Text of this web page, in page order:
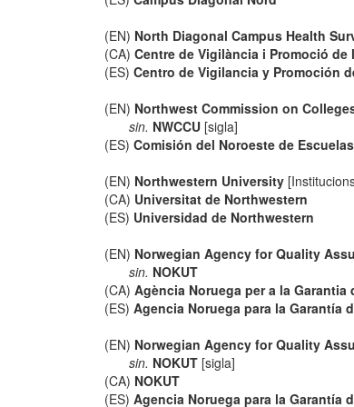
(EN) North Diagonal Campus Health
(CA)Centre de Vigilància i Promoció
(ES)Centro de Vigilancia y Promoción
(EN) Northwest Commission on
sin. NWCCU[sigla]
(ES)Comisión del Noroeste de
(EN) Northwestern University
(CA) Universitat de Northwestern
(ES) Universidad de Northwestern
(EN) Norwegian Agency for Quality
sin. NOKUT
(CA)Agència Noruega per a la
(ES)Agencia Noruega para la Garantía
(EN) Norwegian Agency for Quality
sin. NOKUT[sigla]
(CA) NOKUT
(ES)Agencia Noruega para la Garantía